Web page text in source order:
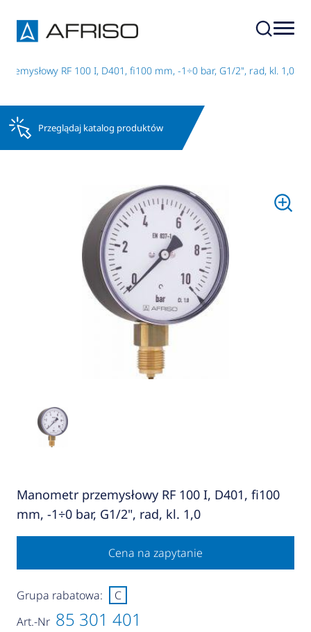
RF 100 I, D401, fi100 mm, -1÷0 bar, G1/2", rad, kl. 1,0
Przeglądaj katalog produktów
Manometr przemysłowy RF 100 I, D401, fi100
mm, -1÷0 bar, G1/2", rad, kl. 1,0
Cena na zapytanie
Art.-Nr 85 301 401
Grupa rabatowa: C